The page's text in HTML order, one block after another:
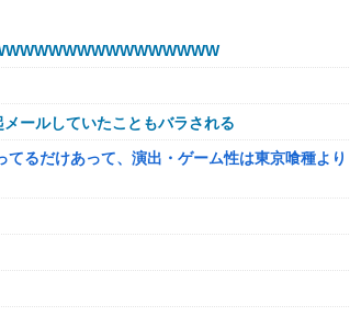
砲をお見舞いする」
ャラさん決まる！！
浸かっていくのを……
のなら考える
ールしていたこともバラされる
るだけあって、演出・ゲーム性は東京喰種より